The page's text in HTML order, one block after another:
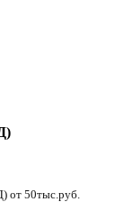
от 50тыс.руб.